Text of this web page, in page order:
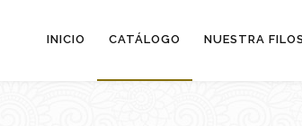
INICIO CATÁLOGO NUESTRA